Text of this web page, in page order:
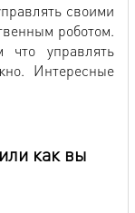
своими
роботом.
управлять
Интересные
как вы